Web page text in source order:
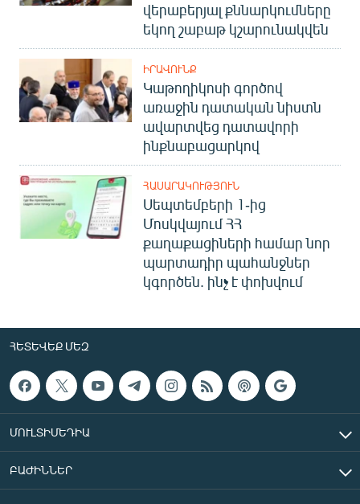
վերաբերյալ քննարկումները
եկող շաբաթ կշարունակվեն
ԻՐԱՎՈՒՆՔ
Կաթողիկոսի գործով
առաջին դատական նիստն
ավարտվեց դատավորի
ինքնաբացարկով
ՀԱՍԱՐԱԿՈՒԹՅՈՒՆ
Սեպտեմբերի 1-ից
Մոսկվայում ՀՀ
քաղաքացիների համար նոր
պարտադիր պահանջներ
կգործեն. ինչ է փոխվում
ՀԵՏԵՎԵՔ ՄԵԶ
ՄՈՒԼՏԻՄԵԴԻԱ
ԲԱԺԻՆՆԵՐ